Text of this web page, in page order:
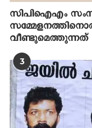
സിപിഐഎം
വീണ്ടുമെത്തുന്നത്
3